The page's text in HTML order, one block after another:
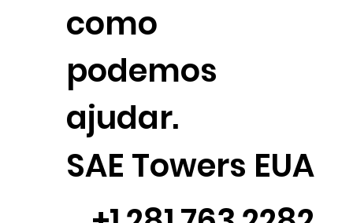
SAE Towers EUA
como
podemos
ajudar.